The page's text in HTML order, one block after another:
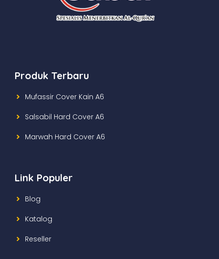
Produk Terbaru
Mufassir Cover Kain A6
Salsabil Hard Cover A6
Marwah Hard Cover A6
Link Populer
Blog
Katalog
Reseller